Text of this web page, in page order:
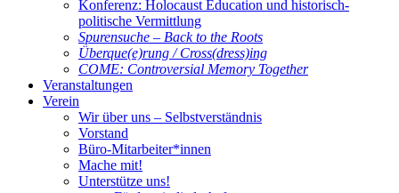
Konferenz: Holocaust Education und historisch-
politische Vermittlung
Spurensuche – Back to the Roots
Überque(e)rung / Cross(dress)ing
COME: Controversial Memory Together
Veranstaltungen
Verein
Wir über uns – Selbstverständnis
Vorstand
Büro-Mitarbeiter*innen
Mache mit!
Unterstütze uns!